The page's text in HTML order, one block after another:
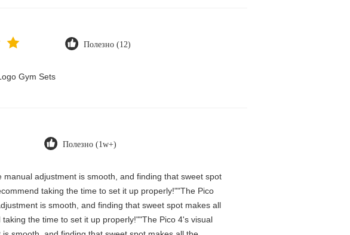
Полезно (12)
Gym Sets
Полезно (1w+)
adjustment is smooth, and finding that sweet spot
taking the time to set it up properly!""The Pico
is smooth, and finding that sweet spot makes all
the time to set it up properly!""The Pico 4's visual